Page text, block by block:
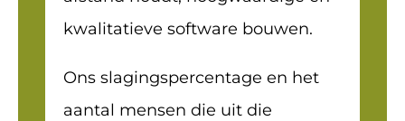
kwalitatieve software bouwen.
Ons slagingspercentage en het
aantal mensen die uit die